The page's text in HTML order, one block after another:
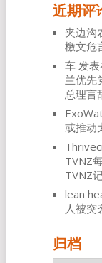
近期评
夹边沟
檄文危
车发表
兰优先
总理言
或推动
TVNZ
TVNZ
lean
人被突
归档